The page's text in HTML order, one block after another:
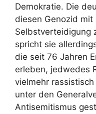
Demokratie. Die
diesen Genozid
spricht sie
die seit 76 Jahren
erleben, jedwedes
vielmehr
unter den
Antisemitismus